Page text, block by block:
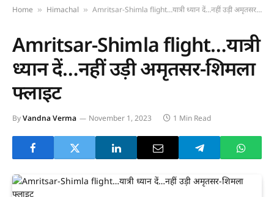
Home » Himachal » Amritsar-Shimla flight…यात्री ध्यान दें…नहीं उड़ी अमृतसर-शिमला फ्लाइट
Amritsar-Shimla flight…यात्री
ध्यान दें…नहीं उड़ी अमृतसर-शिमला
फ्लाइट
ByVandna Verma November 1, 2023 1 Min Read